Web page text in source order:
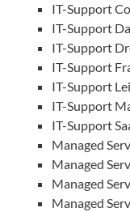
IT-Support
IT-Support
IT-Support
IT-Support
IT-Support
IT-Support
IT-Support
Managed
Managed
Managed
Managed